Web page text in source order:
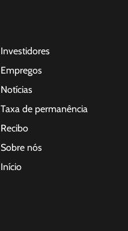
Investidores
Empregos
Notícias
Taxa de permanência
Recibo
Sobre nós
Início